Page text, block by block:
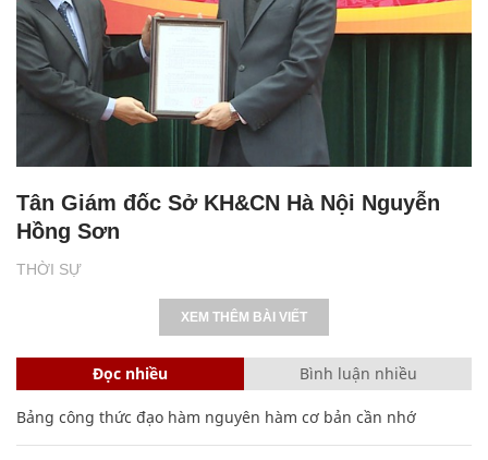
THỜI SỰ
Tân Giám đốc Sở KH&CN Hà Nội Nguyễn
Hồng Sơn
XEM THÊM BÀI VIẾT
Đọc nhiều Bình luận nhiều
Bảng công thức đạo hàm nguyên hàm cơ bản cần nhớ